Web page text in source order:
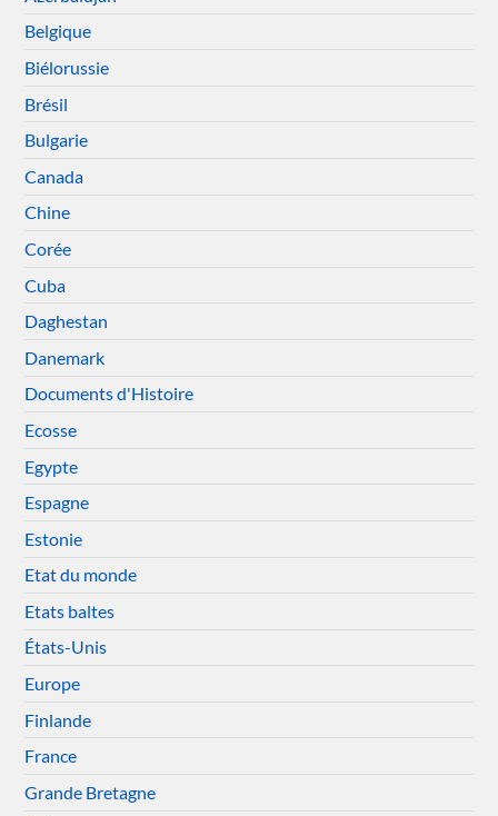
Belgique
Biélorussie
Brésil
Bulgarie
Canada
Chine
Corée
Cuba
Daghestan
Danemark
Documents d'Histoire
Ecosse
Egypte
Espagne
Estonie
Etat du monde
Etats baltes
États-Unis
Europe
Finlande
France
Grande Bretagne